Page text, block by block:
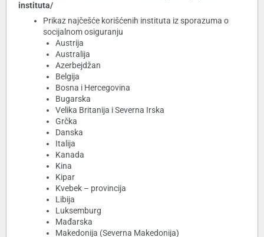
instituta/
Prikaz najčešće korišćenih instituta iz sporazuma o
socijalnom osiguranju
Austrija
Australija
Azerbejdžan
Belgija
Bosna i Hercegovina
Bugarska
Velika Britanija i Severna Irska
Grčka
Danska
Italija
Kanada
Kina
Kipar
Kvebek – provincija
Libija
Luksemburg
Mađarska
Makedonija (Severna Makedonija)